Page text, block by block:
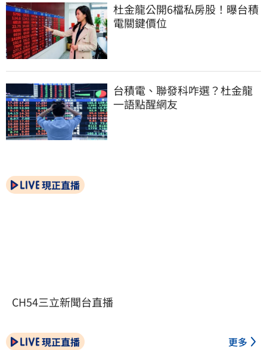
杜金龍公開6檔私房股！曝台積
電關鍵價位
台積電、聯發科咋選？杜金龍
一語點醒網友
現正直播
CH54三立新聞台直播
現正直播 更多